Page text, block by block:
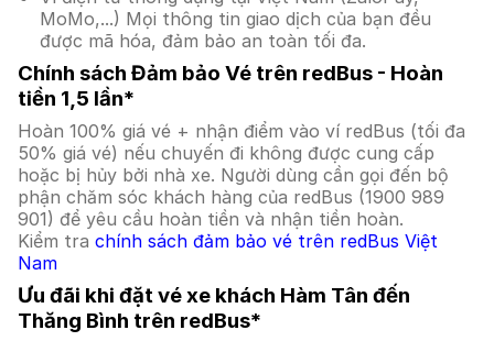
MoMo,...) Mọi thông tin giao dịch của bạn đều
được mã hóa, đảm bảo an toàn tối đa.
Chính sách Đảm bảo Vé trên redBus - Hoàn
tiền 1,5 lần*
Hoàn 100% giá vé + nhận điểm vào ví redBus (tối đa
50% giá vé) nếu chuyến đi không được cung cấp
hoặc bị hủy bởi nhà xe. Người dùng cần gọi đến bộ
phận chăm sóc khách hàng của redBus (1900 989
901) để yêu cầu hoàn tiền và nhận tiền hoàn.
Kiểm tra chính sách đảm bảo vé trên redBus Việt
Nam
Ưu đãi khi đặt vé xe khách Hàm Tân đến
Thăng Bình trên redBus*